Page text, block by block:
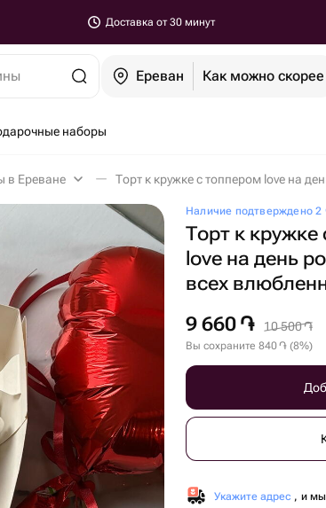
Доставка от 30 минут
Ереван Как можно скорее
наборы
в Ереване
Наличие подтверждено 2
Торт к кружке
love на день
всех
9 660 ֏ 10 500֏
Вы сохраните 840֏ (8%)
Укажите адрес , и мы